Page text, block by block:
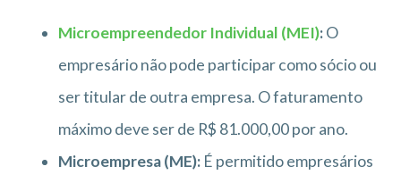
Microempreendedor Individual (MEI):O
empresário não pode participar como sócio ou
ser titular de outra empresa. O faturamento
máximo deve ser de R$ 81.000,00 por ano.
Microempresa (ME): É permitido empresários